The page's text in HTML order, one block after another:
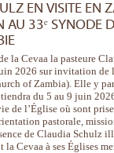
EN VISITE EN
AU 33ᵉ SYNODE
la Cevaa la pasteure
2026 sur invitation de
of Zambia). Elle y
du 5 au 9 juin
de l’Église où sont
pastorale,
de Claudia Schulz
Cevaa à ses Églises